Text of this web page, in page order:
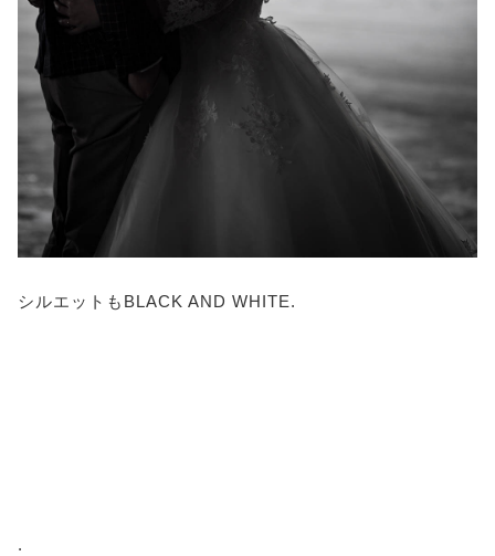
シルエットもBLACK AND WHITE.
.